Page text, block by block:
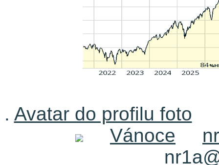
. Avatar do profilu foto
Vánoce